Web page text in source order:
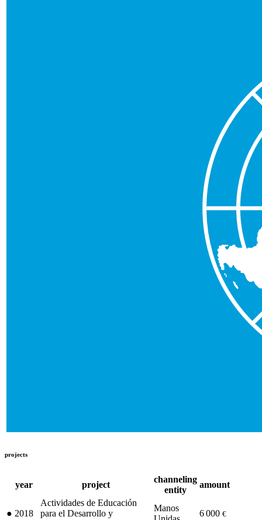
projects
year project
channeling
entity
amount
● 2018
Actividades de Educación
para el Desarrollo y
Manos
6 000 €